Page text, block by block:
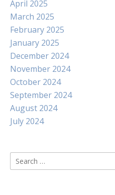
April 2025
March 2025
February 2025
January 2025
December 2024
November 2024
October 2024
September 2024
August 2024
July 2024
Search
for: